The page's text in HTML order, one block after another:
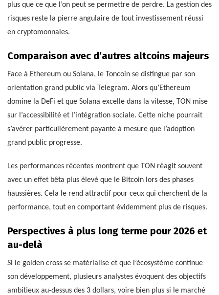
plus que ce que l’on peut se permettre de perdre. La gestion des
risques reste la pierre angulaire de tout investissement réussi
en cryptomonnaies.
Comparaison avec d’autres altcoins majeurs
Face à Ethereum ou Solana, le Toncoin se distingue par son
orientation grand public via Telegram. Alors qu’Ethereum
domine la DeFi et que Solana excelle dans la vitesse, TON mise
sur l’accessibilité et l’intégration sociale. Cette niche pourrait
s’avérer particulièrement payante à mesure que l’adoption
grand public progresse.
Les performances récentes montrent que TON réagit souvent
avec un effet bêta plus élevé que le Bitcoin lors des phases
haussières. Cela le rend attractif pour ceux qui cherchent de la
performance, tout en comportant évidemment plus de risques.
Perspectives à plus long terme pour 2026 et
au-delà
Si le golden cross se matérialise et que l’écosystème continue
son développement, plusieurs analystes évoquent des objectifs
ambitieux au-dessus des 3 dollars, voire bien plus si le marché